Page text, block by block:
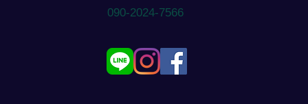
​090-2024-7566